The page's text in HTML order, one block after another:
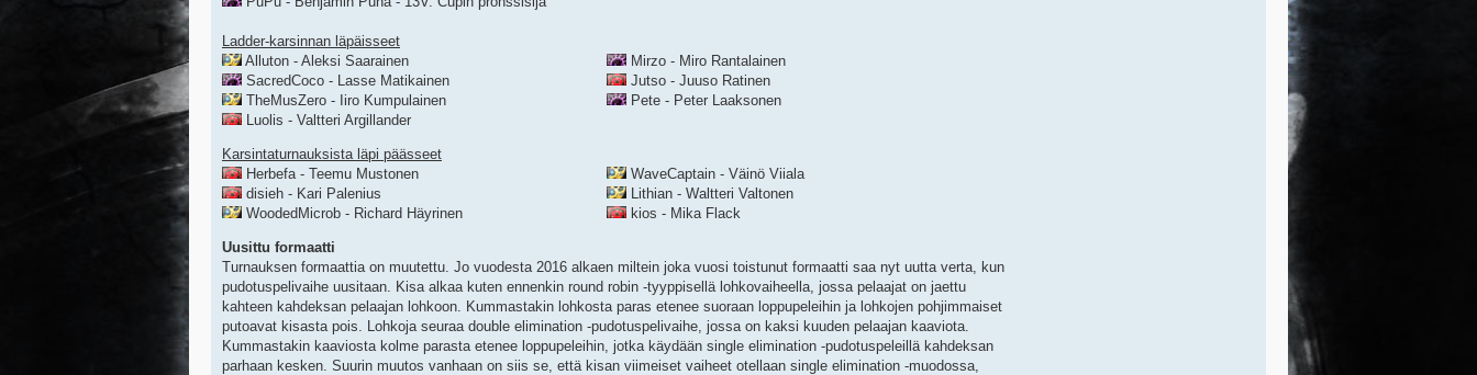
Ladder-karsinnan läpäisseet
Alluton - Aleksi Saarainen
SacredCoco - Lasse Matikainen
TheMusZero - Iiro Kumpulainen
Luolis - Valtteri Argillander
Mirzo - Miro Rantalainen
Jutso - Juuso Ratinen
Pete - Peter Laaksonen
Karsintaturnauksista läpi päässeet
Herbefa - Teemu Mustonen
disieh - Kari Palenius
WoodedMicrob - Richard Häyrinen
WaveCaptain - Väinö Viiala
Lithian - Waltteri Valtonen
kios - Mika Flack
Uusittu formaatti
Turnauksen formaattia on muutettu. Jo vuodesta 2016 alkaen miltein joka vuosi toistunut formaatti saa nyt uutta verta, kun
pudotuspelivaihe uusitaan. Kisa alkaa kuten ennenkin round robin -tyyppisellä lohkovaiheella, jossa pelaajat on jaettu
kahteen kahdeksan pelaajan lohkoon. Kummastakin lohkosta paras etenee suoraan loppupeleihin ja lohkojen pohjimmaiset
putoavat kisasta pois. Lohkoja seuraa double elimination -pudotuspelivaihe, jossa on kaksi kuuden pelaajan kaaviota.
Kummastakin kaaviosta kolme parasta etenee loppupeleihin, jotka käydään single elimination -pudotuspeleillä kahdeksan
parhaan kesken. Suurin muutos vanhaan on siis se, että kisan viimeiset vaiheet otellaan single elimination -muodossa,